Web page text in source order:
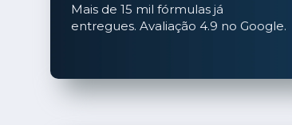
Mais de 15 mil fórmulas já
entregues. Avaliação 4.9 no Google.